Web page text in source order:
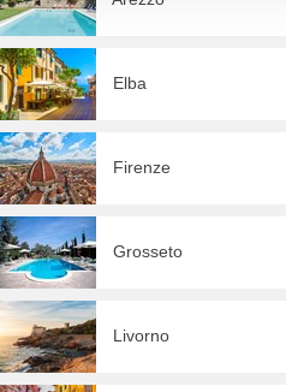
Elba
Firenze
Grosseto
Livorno